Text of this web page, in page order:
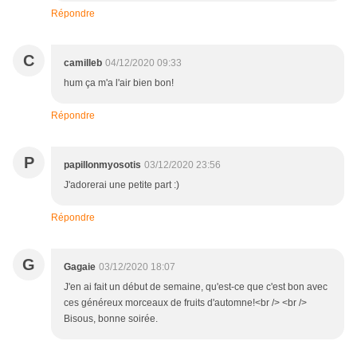
Répondre
C camilleb 04/12/2020 09:33
hum ça m'a l'air bien bon!
Répondre
P papillonmyosotis 03/12/2020 23:56
J'adorerai une petite part :)
Répondre
G Gagaie 03/12/2020 18:07
J'en ai fait un début de semaine, qu'est-ce que c'est bon avec
ces généreux morceaux de fruits d'automne!<br /> <br />
Bisous, bonne soirée.